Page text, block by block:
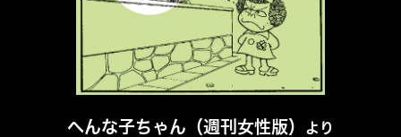
へんな子ちゃん（週刊女性版） より